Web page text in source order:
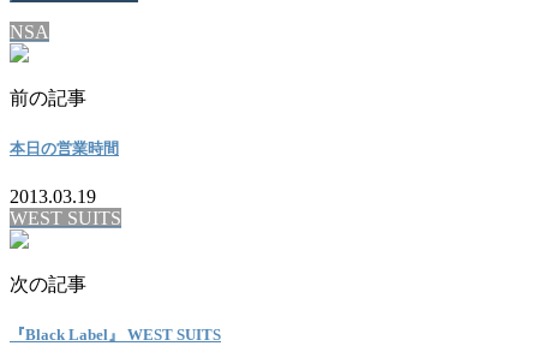
NSA
前の記事
本日の営業時間
2013.03.19
WEST SUITS
次の記事
『Black Label』 WEST SUITS